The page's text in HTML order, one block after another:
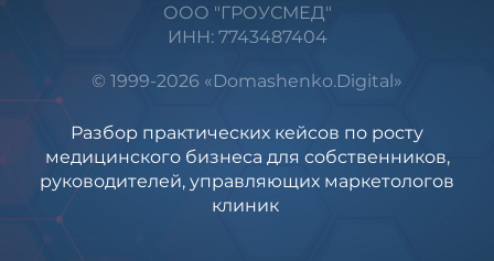
ООО "ГРОУСМЕД"
ИНН: 7743487404
© 1999-2026 «Domashenko.Digital»
Разбор практических кейсов по росту
медицинского бизнеса для собственников,
руководителей, управляющих маркетологов
клиник